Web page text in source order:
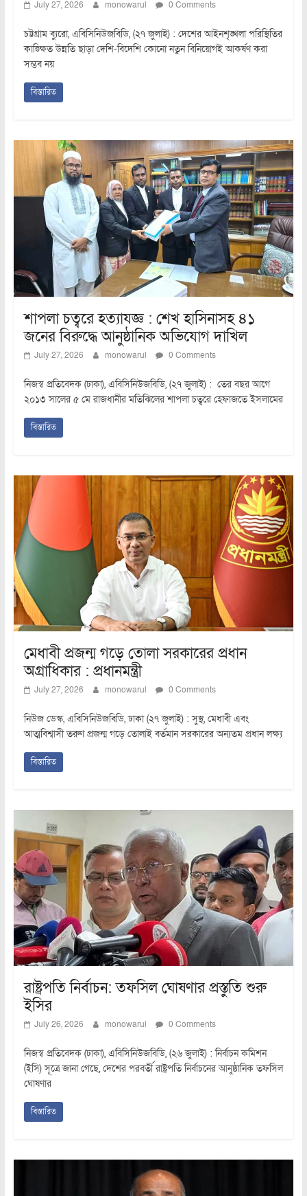
July 27, 2026 monowarul 0 Comments
চট্টগ্রাম ব্যুরো, এবিসিনিউজবিডি, (২৭ জুলাই) : দেশের আইনশৃঙ্খলা পরিস্থিতির
কাঙ্ক্ষিত উন্নতি ছাড়া দেশি-বিদেশি কোনো নতুন বিনিয়োগই আকর্ষণ করা
সম্ভব নয়
বিস্তারিত
শাপলা চত্বরে হত্যাযজ্ঞ : শেখ হাসিনাসহ ৪১
জনের বিরুদ্ধে আনুষ্ঠানিক অভিযোগ দাখিল
July 27, 2026 monowarul 0 Comments
নিজস্ব প্রতিবেদক (ঢাকা), এবিসিনিউজবিডি, (২৭ জুলাই) : তের বছর আগে
২০১৩ সালের ৫ মে রাজধানীর মতিঝিলের শাপলা চত্বরে হেফাজতে ইসলামের
বিস্তারিত
মেধাবী প্রজন্ম গড়ে তোলা সরকারের প্রধান
অগ্রাধিকার : প্রধানমন্ত্রী
July 27, 2026 monowarul 0 Comments
নিউজ ডেস্ক, এবিসিনিউজবিডি, ঢাকা (২৭ জুলাই) : সুস্থ, মেধাবী এবং
আত্মবিশ্বাসী তরুণ প্রজন্ম গড়ে তোলাই বর্তমান সরকারের অন্যতম প্রধান লক্ষ্য
বিস্তারিত
রাষ্ট্রপতি নির্বাচন: তফসিল ঘোষণার প্রস্তুতি শুরু
ইসির
July 26, 2026 monowarul 0 Comments
নিজস্ব প্রতিবেদক (ঢাকা), এবিসিনিউজবিডি, (২৬ জুলাই) : নির্বাচন কমিশন
(ইসি) সূত্রে জানা গেছে, দেশের পরবর্তী রাষ্ট্রপতি নির্বাচনের আনুষ্ঠানিক তফসিল
ঘোষণার
বিস্তারিত